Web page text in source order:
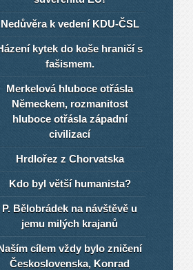
Nedůvěra k vedení KDU-ČSL
kytek do koše hraničí s
fašismem.
Merkelová hluboce otřásla
Německem, rozmanitost
hluboce otřásla západní
civilizací
Hrdlořez z Chorvatska
Kdo byl větší humanista?
P. Bělobrádek na návštěvě u
jemu milých krajanů
cílem vždy bylo zničení
Československa, Konrad